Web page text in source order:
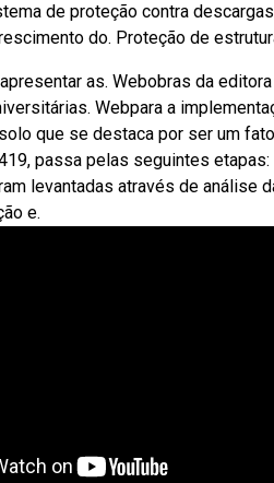
de proteção contra
do. Proteção de
as. Webobras da
Webpara a
que se destaca por ser um
passa pelas seguintes
levantadas através de análise
e.